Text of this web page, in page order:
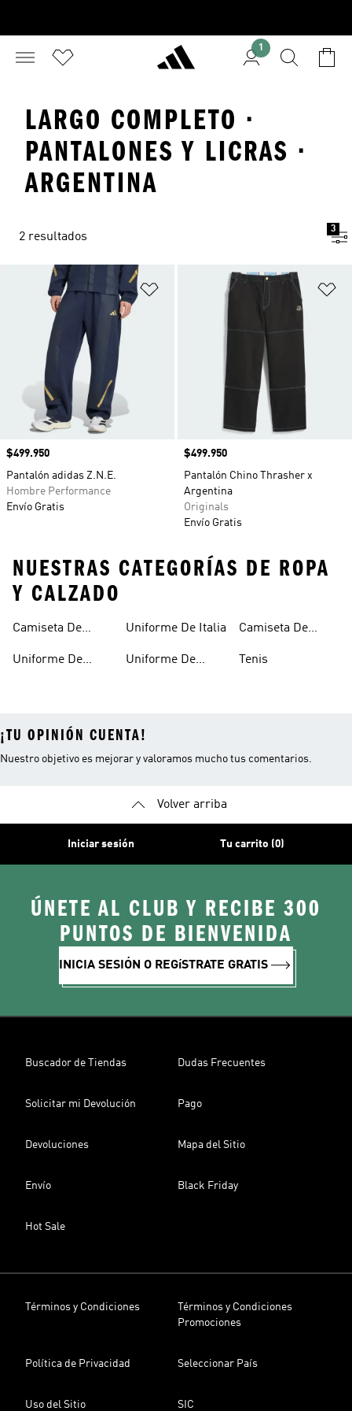
1
LARGO COMPLETO ·
PANTALONES Y LICRAS ·
ARGENTINA
2 resultados
3
Añadir a la lista de deseos
Precio
$499.950
Pantalón adidas Z.N.E.
Hombre Performance
Envío Gratis
Precio
$499.950
Pantalón Chino Thrasher x
Argentina
Originals
Envío Gratis
NUESTRAS CATEGORÍAS DE ROPA
Y CALZADO
Camiseta De
Uniforme De
Uniforme De Italia
Uniforme De
Camiseta De
Tenis
¡TU OPINIÓN CUENTA!
Nuestro objetivo es mejorar y valoramos mucho tus comentarios.
Volver arriba
Iniciar sesión Tu carrito (0)
ÚNETE AL CLUB Y RECIBE 300
PUNTOS DE BIENVENIDA
INICIA SESIÓN O REGíSTRATE GRATIS
Buscador de Tiendas Dudas Frecuentes
Solicitar mi Devolución Pago
Devoluciones Mapa del Sitio
Envío Black Friday
Hot Sale
Términos y Condiciones
Términos y Condiciones
Promociones
Política de Privacidad Seleccionar País
Uso del Sitio SIC